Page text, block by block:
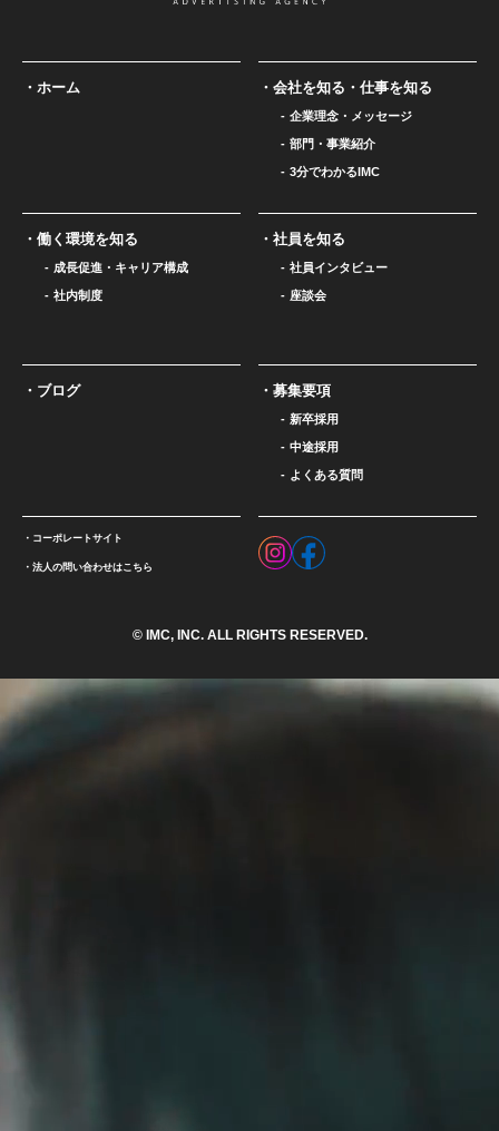
ホーム 会社を知る・仕事を知る
企業理念・メッセージ
部門・事業紹介
3分でわかるIMC
働く環境を知る
成長促進・キャリア構成
社内制度
社員を知る
社員インタビュー
座談会
ブログ 募集要項
新卒採用
中途採用
よくある質問
コーポレートサイト
法人の問い合わせはこちら
© IMC, INC. ALL RIGHTS RESERVED.